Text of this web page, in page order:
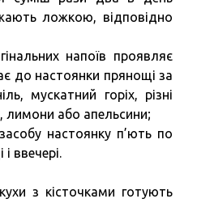
ложкою, відповідно
напоїв проявляє
до настоянки прянощі за
мускатний горіх, різні
лимони або апельсини;
настоянку п’ють по
ввечері.
з кісточками готують